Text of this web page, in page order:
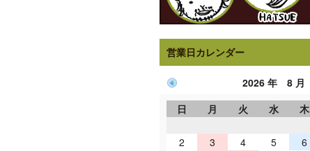
営業日カレンダー
2026 年 8 月
日
月 火 水 木
2
3 4 5 6